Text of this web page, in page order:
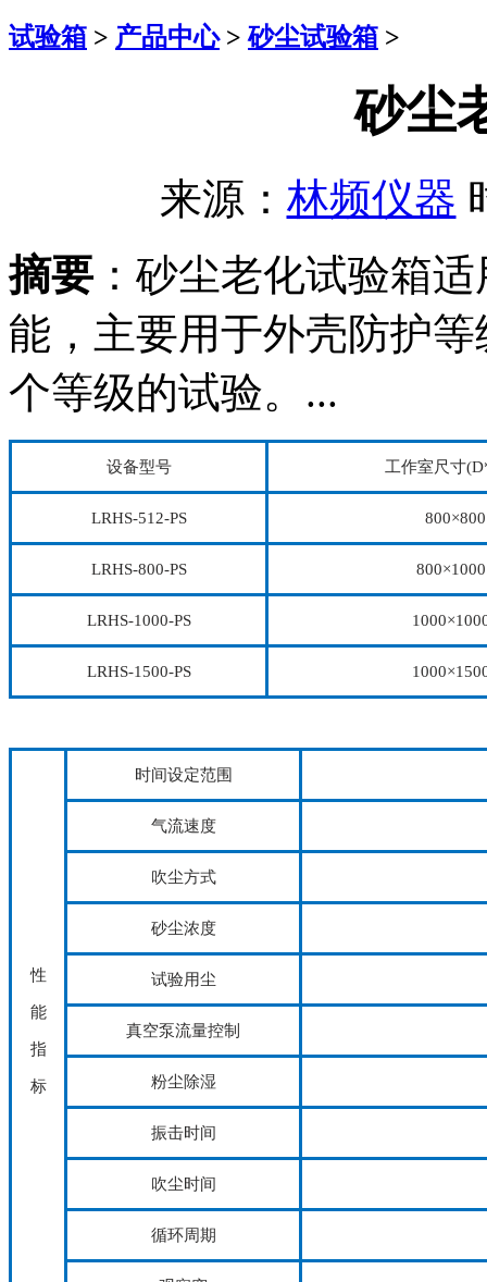
试验箱 > 产品中心>砂尘试验箱 >
砂尘
来源： 林频仪器
摘要 ：砂尘老化试验箱
能，主要用于外壳防护
个等级的试验。...
设备型号 工作室尺寸
LRHS-512-PS
LRHS-800-PS
LRHS-1000-PS
LRHS-1500-PS
性
能
指
标
时间设定范围
气流速度
吹尘方式
砂尘浓度
试验用尘
真空泵流量控制
粉尘除湿
振击时间
吹尘时间
循环周期